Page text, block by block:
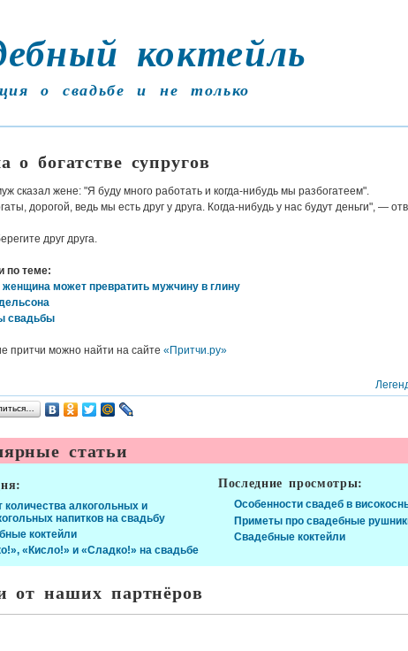
коктейль
о свадьбе и не только
о богатстве супругов
сказал жене: "Я буду много работать и когда-нибудь мы разбогатеем".
дорогой, ведь мы есть друг у друга. Когда-нибудь у нас будут деньги", —
друг друга.
по теме:
женщина может превратить мужчину в глину
свадьбы
притчи можно найти на сайте «Притчи.ру»
статьи
количества алкогольных и
напитков на свадьбу
коктейли
«Кисло!» и «Сладко!» на свадьбе
Последние просмотры:
Особенности свадеб в
Приметы про свадебные
Свадебные коктейли
от наших партнёров